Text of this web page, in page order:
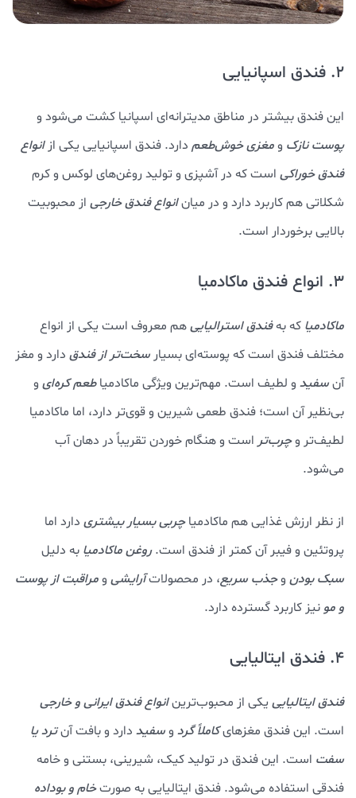
2. فندق اسپانیایی
این فندق بیشتر در مناطق مدیترانه‌ای اسپانیا کشت می‌شود و
پوست نازک ومغزی خوش‌طعم دارد. فندق اسپانیایی یکی ازانواع
فندق خوراکی است که در آشپزی و تولید روغن‌های لوکس و کرم
شکلاتی هم کاربرد دارد و در میانانواع فندق خارجی از محبوبیت
بالایی برخوردار است.
3. انواع فندق ماکادمیا
ماکادمیا که بهفندق استرالیاییهم معروف است یکی از انواع
مختلف فندق است که پوسته‌ای بسیار سخت‌تر از فندق دارد و مغز
آنسفید و لطیف است. مهم‌ترین ویژگی ماکادمیاطعم کره‌ای و
بی‌نظیر آن است؛ فندق طعمی شیرین و قوی‌تر دارد، اما ماکادمیا
لطیف‌تر وچرب‌تر است و هنگام خوردن تقریباً در دهان آب
می‌شود.
از نظر ارزش غذایی هم ماکادمیاچربی بسیار بیشتری دارد اما
پروتئین و فیبر آن کمتر از فندق است.روغن ماکادمیا به دلیل
سبک بودن وجذب سریع، در محصولاتآرایشی ومراقبت از پوست
و مو نیز کاربرد گسترده دارد.
4. فندق ایتالیایی
فندق ایتالیایی یکی از محبوب‌ترینانواع فندق ایرانی و خارجی
است. این فندق مغزهایکاملاً گرد وسفید دارد و بافت آنترد یا
سفت است. این فندق در تولید کیک، شیرینی، بستنی و خامه
فندقی استفاده می‌شود. فندق ایتالیایی به صورتخام و بوداده